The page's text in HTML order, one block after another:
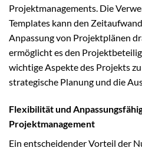
Projektmanagements. Die
Templates kann den
Anpassung von Projektplänen
ermöglicht es den
wichtige Aspekte des Projekts
strategische Planung und die
Flexibilität und
Projektmanagement
Ein entscheidender Vorteil der